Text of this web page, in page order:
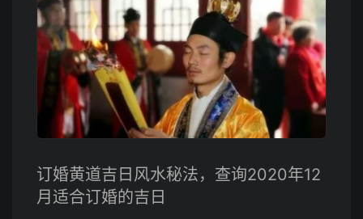
订婚黄道吉日风水秘法，查询2020年12
月适合订婚的吉日